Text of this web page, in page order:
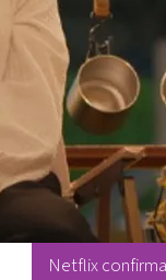
Netflix